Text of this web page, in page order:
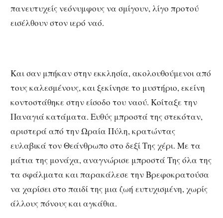
πανευτυχείς νεόνυμφους να σμίγουν, λίγο προτού
εισέλθουν στον ιερό ναό.
Και σαν μπήκαν στην εκκλησία, ακολουθούμενοι από
τους καλεσμένους, και ξεκίνησε το μυστήριο, εκείνη
κοντοστάθηκε στην είσοδο του ναού. Κοίταξε την
Παναγιά κατάματα. Ευθύς μπροστά της στεκόταν,
αριστερά από την Ωραία Πύλη, κρατώντας
ευλαβικά τον Θεάνθρωπο στο δεξί Της χέρι. Με τα
μάτια της μονάχα, αναγνώρισε μπροστά Της όλα της
τα σφάλματα και παρακάλεσε την Βρεφοκρατούσα
να χαρίσει στο παιδί της μια ζωή ευτυχισμένη, χωρίς
άλλους πόνους και αγκάθια.